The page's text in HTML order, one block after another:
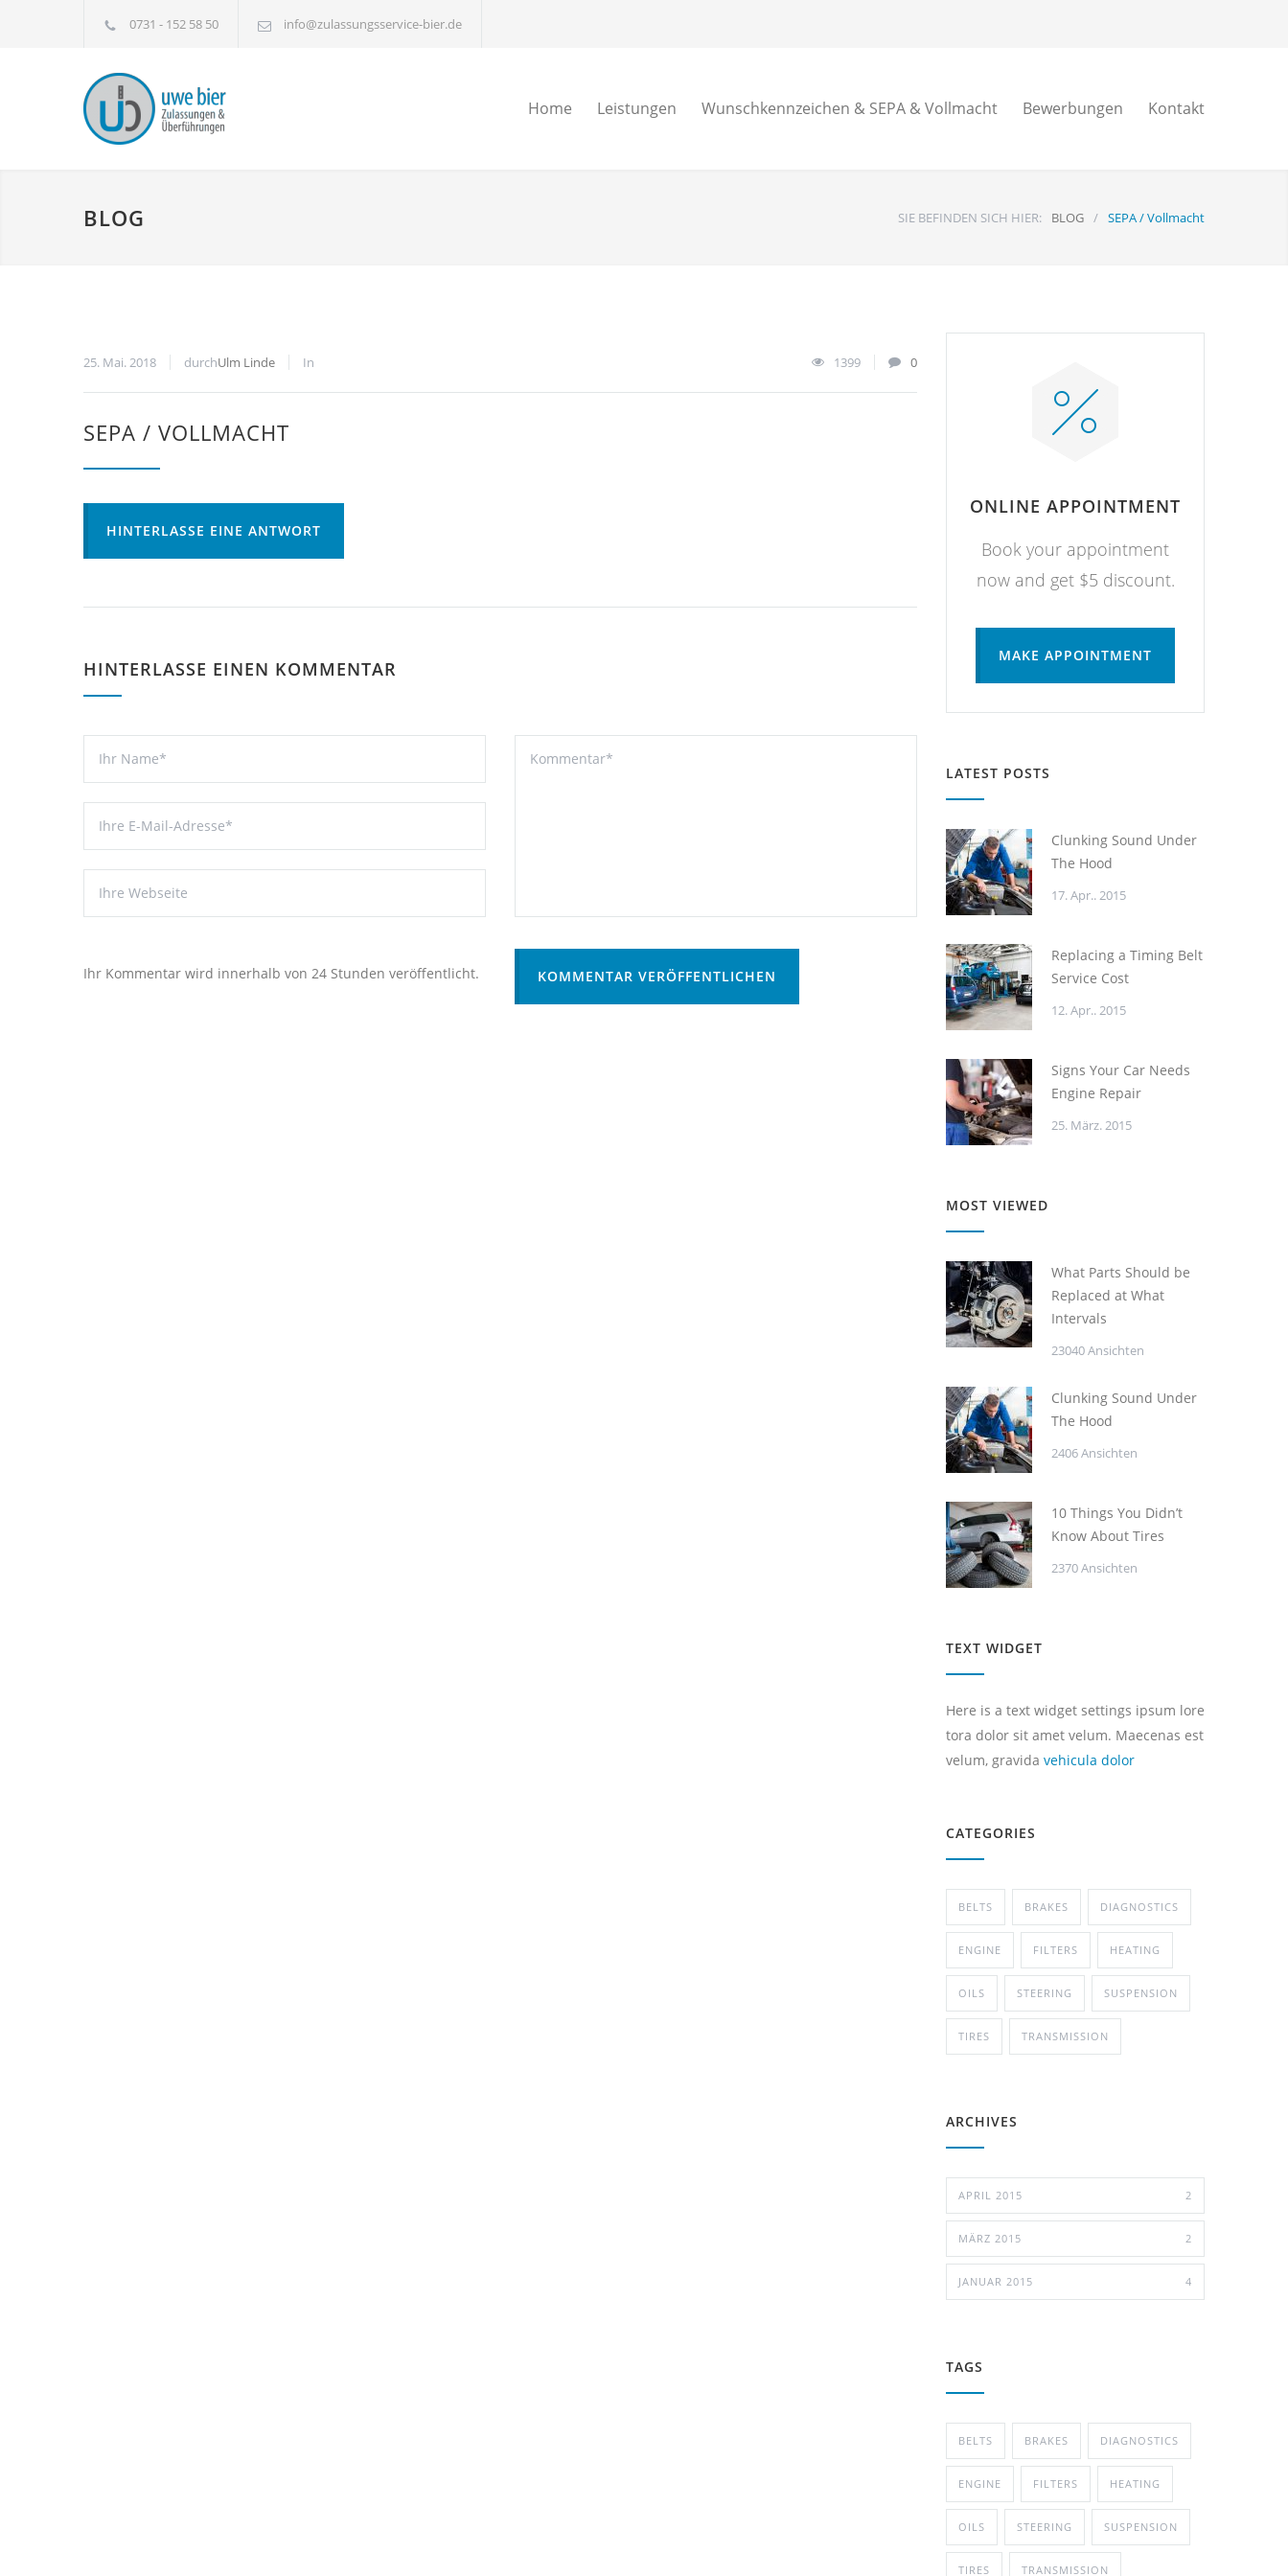
0731 - 152 58 50 info@zulassungsservice-bier.de
Home Leistungen Wunschkennzeichen & SEPA & Vollmacht Bewerbungen Kontakt
BLOG SIE BEFINDEN SICH HIER: BLOG / SEPA / Vollmacht
25. Mai. 2018 durchUlm Linde In 1399 0
SEPA / VOLLMACHT
HINTERLASSE EINE ANTWORT
HINTERLASSE EINEN KOMMENTAR
Ihr Kommentar wird innerhalb von 24 Stunden veröffentlicht. KOMMENTAR VERÖFFENTLICHEN
ONLINE APPOINTMENT
Book your appointment
now and get $5 discount.
MAKE APPOINTMENT
LATEST POSTS
Clunking Sound Under
The Hood
17. Apr.. 2015
Replacing a Timing Belt
Service Cost
12. Apr.. 2015
Signs Your Car Needs
Engine Repair
25. März. 2015
MOST VIEWED
What Parts Should be
Replaced at What
Intervals
23040 Ansichten
Clunking Sound Under
The Hood
2406 Ansichten
10 Things You Didn’t
Know About Tires
2370 Ansichten
TEXT WIDGET
Here is a text widget settings ipsum lore
tora dolor sit amet velum. Maecenas est
velum, gravida vehicula dolor
CATEGORIES
BELTS BRAKES DIAGNOSTICS
ENGINE FILTERS HEATING
OILS STEERING SUSPENSION
TIRES TRANSMISSION
ARCHIVES
APRIL 2015 2
MÄRZ 2015 2
JANUAR 2015 4
TAGS
BELTS BRAKES DIAGNOSTICS
ENGINE FILTERS HEATING
OILS STEERING SUSPENSION
TIRES TRANSMISSION